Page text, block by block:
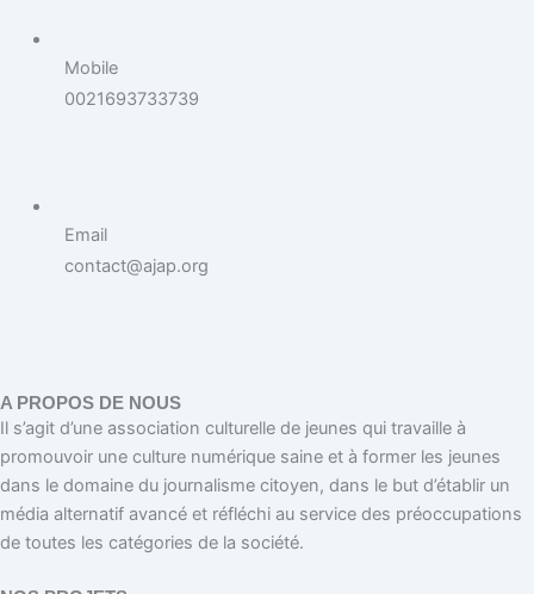
Mobile
0021693733739
Email
contact@ajap.org
A PROPOS DE NOUS
Il s’agit d’une association culturelle de jeunes qui travaille à
promouvoir une culture numérique saine et à former les jeunes
dans le domaine du journalisme citoyen, dans le but d’établir un
média alternatif avancé et réfléchi au service des préoccupations
de toutes les catégories de la société.